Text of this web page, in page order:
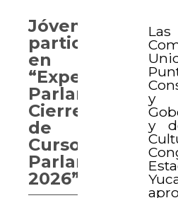
Las
y
y
Jóvenes
participan
en
“Experiencia
Parlamentaria.
Cierre
de
Curso
Parlamentario
2026”